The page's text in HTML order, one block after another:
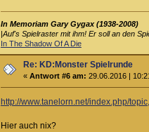
In Memoriam Gary Gygax (1938-2008)
Auf's Spielraster mit ihm! Er soll an den
In The Shadow Of A Die
Re: KD:Monster Spielrunde
«Antwort #6 am: 29.06.2016 |
http://www.tanelorn.net/index.php/
Hier auch nix?